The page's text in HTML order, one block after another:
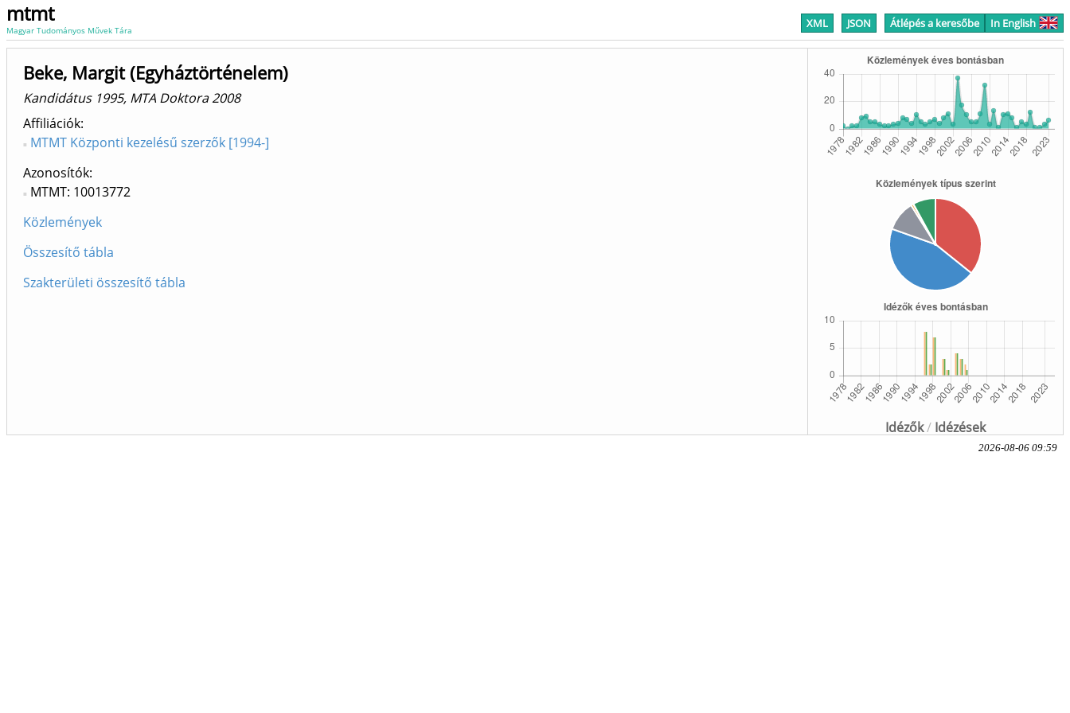
mtmt
Magyar Tudományos Művek Tára XML JSON Átlépés a keresőbe In English
Idézők/ Idézések
Beke, Margit (Egyháztörténelem)
Kandidátus 1995, MTA Doktora 2008
Affiliációk
MTMT Központi kezelésű szerzők [1994-]
Azonosítók
MTMT: 10013772
Közlemények
Összesítő tábla
Szakterületi összesítő tábla
2026-08-06 09:59